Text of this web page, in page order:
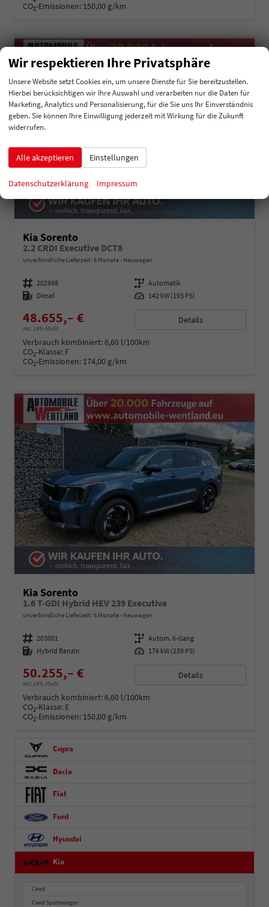
CO2-Emissionen: 150,00 g/km
Kia Sorento
2.2 CRDI Executive DCT8
unverbindliche Lieferzeit: 6 Monate Neuwagen
Fahrzeugnummer 202998 Getriebe Automatik
Kraftstoff Diesel Leistung 142 kW (193 PS)
48.655,– €
incl. 19% MwSt.
Details
Verbrauch kombiniert:6,60 l/100km
CO2-Klasse: F
CO2-Emissionen: 174,00 g/km
Kia Sorento
1.6 T-GDI Hybrid HEV 239 Executive
unverbindliche Lieferzeit: 6 Monate Neuwagen
Fahrzeugnummer 203001 Getriebe Autom. 6-Gang
Kraftstoff Hybrid Benzin Leistung 176 kW (239 PS)
50.255,– €
incl. 19% MwSt.
Details
Verbrauch kombiniert:6,60 l/100km
CO2-Klasse: E
CO2-Emissionen: 150,00 g/km
Cupra
Dacia
Fiat
Ford
Hyundai
Kia
Ceed
Ceed Sportswagon
Wir respektieren Ihre Privatsphäre
Unsere Website setzt Cookies ein, um unsere Dienste für Sie bereitzustellen.
Hierbei berücksichtigen wir Ihre Auswahl und verarbeiten nur die Daten für
Marketing, Analytics und Personalisierung, für die Sie uns Ihr Einverständnis
geben. Sie können Ihre Einwilligung jederzeit mit Wirkung für die Zukunft
widerrufen.
Alle akzeptieren Einstellungen
Datenschutzerklärung Impressum